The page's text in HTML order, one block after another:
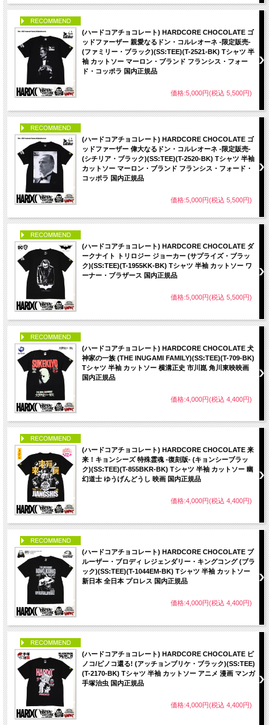
(ハードコアチョコレート) HARDCORE CHOCOLATE ゴ
ッドファーザー 親愛なるドン・コルレオーネ -限定販売-
(ファミリー・ブラック)(SS:TEE)(T-2521-BK) Tシャツ 半
袖 カットソー マーロン・ブランド フランシス・フォー
ド・コッポラ 国内正規品
価格:5,000円(税込 5,500円)
(ハードコアチョコレート) HARDCORE CHOCOLATE ゴ
ッドファーザー 偉大なるドン・コルレオーネ -限定販売-
(シチリア・ブラック)(SS:TEE)(T-2520-BK) Tシャツ 半袖
カットソー マーロン・ブランド フランシス・フォード・
コッポラ 国内正規品
価格:5,000円(税込 5,500円)
(ハードコアチョコレート) HARDCORE CHOCOLATE ダ
ークナイト トリロジー ジョーカー (サプライズ・ブラッ
ク)(SS:TEE)(T-1955KK-BK) Tシャツ 半袖 カットソー ワ
ーナー・ブラザース 国内正規品
価格:5,000円(税込 5,500円)
(ハードコアチョコレート) HARDCORE CHOCOLATE 犬
神家の一族 (THE INUGAMI FAMILY)(SS:TEE)(T-709-BK)
Tシャツ 半袖 カットソー 横溝正史 市川崑 角川東映映画
国内正規品
価格:4,000円(税込 4,400円)
(ハードコアチョコレート) HARDCORE CHOCOLATE 来
来！キョンシーズ 特殊霊魂 -復刻版- (キョンシーブラッ
ク)(SS:TEE)(T-855BKR-BK) Tシャツ 半袖 カットソー 幽
幻道士 ゆうげんどうし 映画 国内正規品
価格:4,000円(税込 4,400円)
(ハードコアチョコレート) HARDCORE CHOCOLATE ブ
ルーザー・ブロディ レジェンダリー・キングコング (ブラ
ック)(SS:TEE)(T-1044EM-BK) Tシャツ 半袖 カットソー
新日本 全日本 プロレス 国内正規品
価格:4,000円(税込 4,400円)
(ハードコアチョコレート) HARDCORE CHOCOLATE ピ
ノコ/ピノコ還る! (アッチョンブリケ・ブラック)(SS:TEE)
(T-2170-BK) Tシャツ 半袖 カットソー アニメ 漫画 マンガ
手塚治虫 国内正規品
価格:4,000円(税込 4,400円)